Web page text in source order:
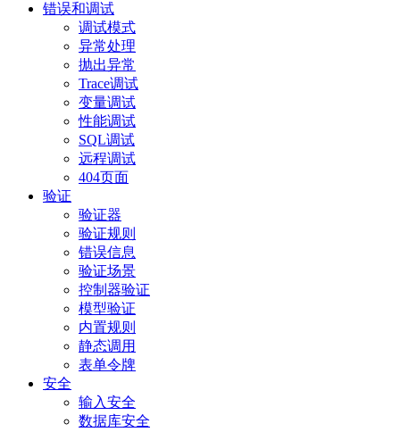
错误和调试
调试模式
异常处理
抛出异常
Trace调试
变量调试
性能调试
SQL调试
远程调试
404页面
验证
验证器
验证规则
错误信息
验证场景
控制器验证
模型验证
内置规则
静态调用
表单令牌
安全
输入安全
数据库安全